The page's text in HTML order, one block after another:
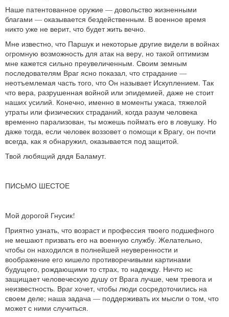
Наше патентованное оружие — довольство жизненными
благами — оказывается бездейственным. В военное время
никто уже не верит, что будет жить вечно.
Мне известно, что Паршук и некоторые другие видели в войнах
огромную возможность для атак на веру, но такой оптимизм
мне кажется сильно преувеличенным. Своим земным
последователям Враг ясно показал, что страдание —
неотъемлемая часть того, что Он называет Искуплением. Так
что вера, разрушенная войной или эпидемией, даже не стоит
наших усилий. Конечно, именно в моменты ужаса, тяжелой
утраты или физических страданий, когда разум человека
временно парализован, ты можешь поймать его в ловушку. Но
даже тогда, если человек воззовет о помощи к Врагу, он почти
всегда, как я обнаружил, оказывается под защитой.
Твой любящий дядя Баламут.
ПИСЬМО ШЕСТОЕ
Мой дорогой Гнусик!
Приятно узнать, что возраст и профессия твоего подшефного
не мешают призвать его на военную службу. Желательно,
чтобы он находился в полнейшей неуверенности и
воображение его кишело противоречивыми картинами
будущего, рождающими то страх, то надежду. Ничто нс
защищает человеческую душу от Врага лучше, чем тревога и
неизвестность. Враг хочет, чтобы люди сосредоточились на
своем деле; наша задача — поддерживать их мысли о том, что
может с ними случиться.